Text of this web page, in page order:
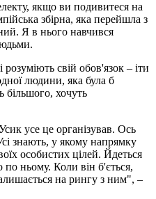
якщо ви подивитеся на
збірна, яка перейшла з
Я в нього навчився
свій обов'язок – іти
людини, яка була б
більшого, хочуть
усе це організував. Ось
знають, у якому напрямку
особистих цілей. Йдеться
по ньому. Коли він б'ється,
на рингу з ним", –